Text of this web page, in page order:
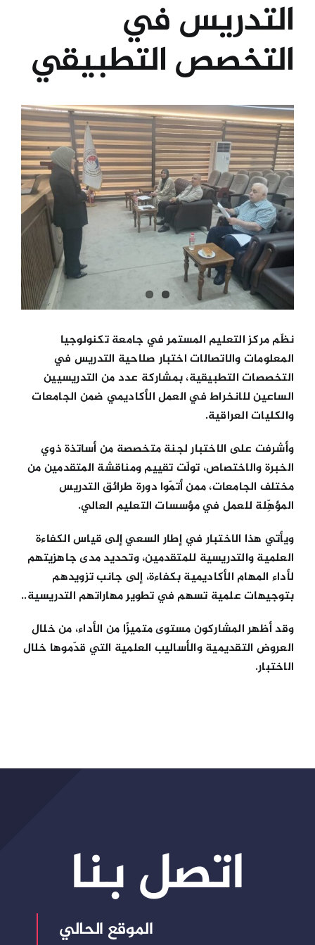
المراكز
الخدمات
اتصل بنا
التدريس في
التخصص التطبيقي
View
Larger
Image
نظّم مركز التعليم المستمر في جامعة تكنولوجيا
المعلومات والاتصالات اختبار صلاحية التدريس في
التخصصات التطبيقية، بمشاركة عدد من التدريسيين
الساعين للانخراط في العمل الأكاديمي ضمن الجامعات
والكليات العراقية.
وأشرفت على الاختبار لجنة متخصصة من أساتذة ذوي
الخبرة والاختصاص، تولّت تقييم ومناقشة المتقدمين من
مختلف الجامعات، ممن أتمّوا دورة طرائق التدريس
المؤهِّلة للعمل في مؤسسات التعليم العالي.
ويأتي هذا الاختبار في إطار السعي إلى قياس الكفاءة
العلمية والتدريسية للمتقدمين، وتحديد مدى جاهزيتهم
لأداء المهام الأكاديمية بكفاءة، إلى جانب تزويدهم
بتوجيهات علمية تسهم في تطوير مهاراتهم التدريسية..
وقد أظهر المشاركون مستوى متميزًا من الأداء، من خلال
العروض التقديمية والأساليب العلمية التي قدّموها خلال
الاختبار.
اتصل بنا
الموقع الحالي